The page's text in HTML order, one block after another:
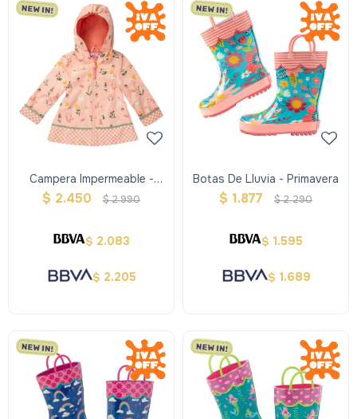
Campera Impermeable -
Conejos Ardillas -stephen
$ 2.450 $2.990
$ 2.083
$ 2.205
Botas De Lluvia - Primavera
$ 1.877 $2.290
$ 1.595
$ 1.689